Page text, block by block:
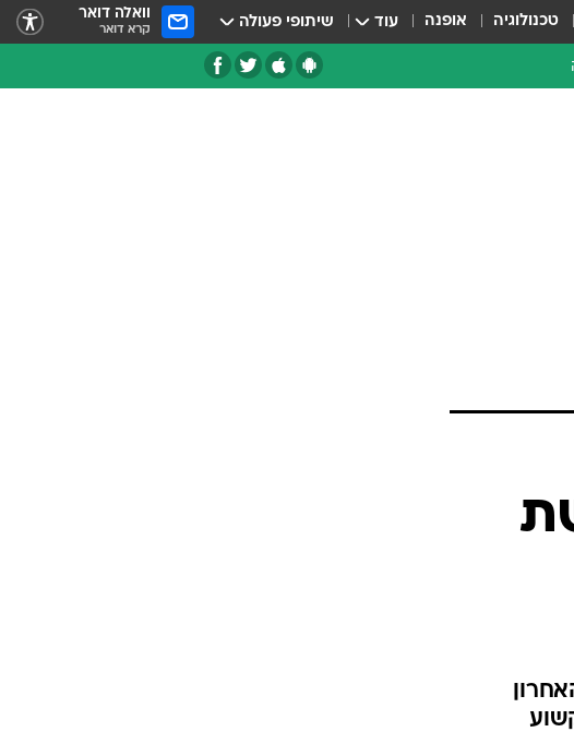
טכנולוגיה אופנה עוד שיתופי פעולה וואלה דואר
קרא דואר
האחרון